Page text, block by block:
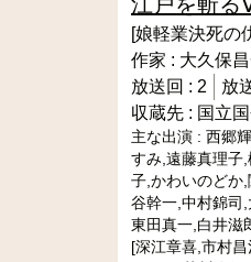
[娘軽業決死の
作家 : 大久保
放送回 : 2
放
収蔵先 : 国立
主な出演 : 西郷
すみ,遠藤真理子
子,かわいのどか
谷幹一,中村錦司
東田真一,白井滋
[深江章喜,市村